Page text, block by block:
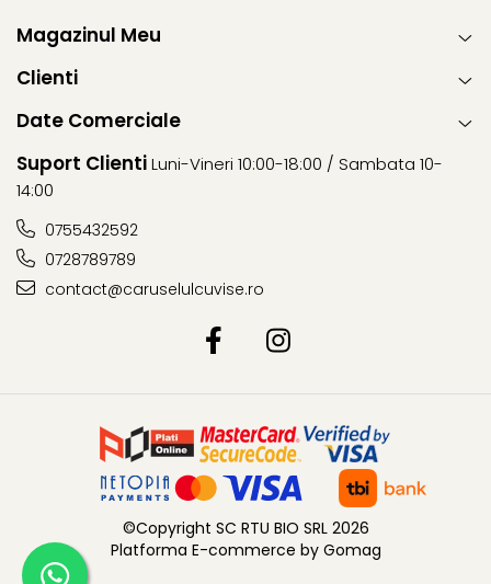
Magazinul Meu
Clienti
Date Comerciale
Suport ClientiLuni-Vineri 10:00-18:00 / Sambata 10-
14:00
0755432592
0728789789
contact@caruselulcuvise.ro
©Copyright SC RTU BIO SRL 2026
Platforma E-commerce by Gomag